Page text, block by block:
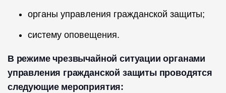
органы управления гражданской защиты;
систему оповещения.
В режиме чрезвычайной ситуации органами
управления гражданской защиты проводятся
следующие мероприятия: